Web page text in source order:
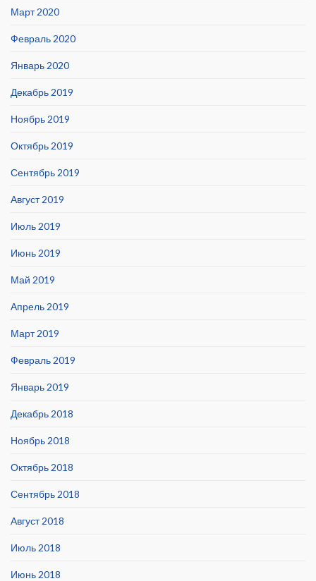
Март 2020
Февраль 2020
Январь 2020
Декабрь 2019
Ноябрь 2019
Октябрь 2019
Сентябрь 2019
Август 2019
Июль 2019
Июнь 2019
Май 2019
Апрель 2019
Март 2019
Февраль 2019
Январь 2019
Декабрь 2018
Ноябрь 2018
Октябрь 2018
Сентябрь 2018
Август 2018
Июль 2018
Июнь 2018